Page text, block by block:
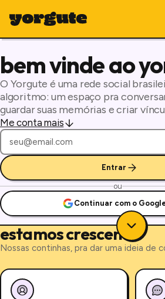
bem vinde ao
O Yorgute é uma rede social
algoritmo: um espaço pra
guardar suas memórias e criar
Me conta mais
Seu e-mail
Entrar
ou
Continuar com o
estamos crescendo
Nossas continhas, pra dar uma ideia de